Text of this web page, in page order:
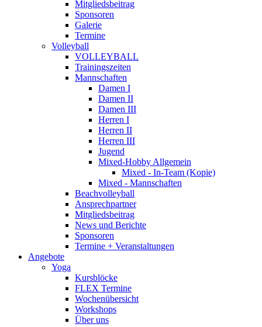
Mitgliedsbeitrag
Sponsoren
Galerie
Termine
Volleyball
VOLLEYBALL
Trainingszeiten
Mannschaften
Damen I
Damen II
Damen III
Herren I
Herren II
Herren III
Jugend
Mixed-Hobby Allgemein
Mixed - In-Team (Kopie)
Mixed - Mannschaften
Beachvolleyball
Ansprechpartner
Mitgliedsbeitrag
News und Berichte
Sponsoren
Termine + Veranstaltungen
Angebote
Yoga
Kursblöcke
FLEX Termine
Wochenübersicht
Workshops
Über uns